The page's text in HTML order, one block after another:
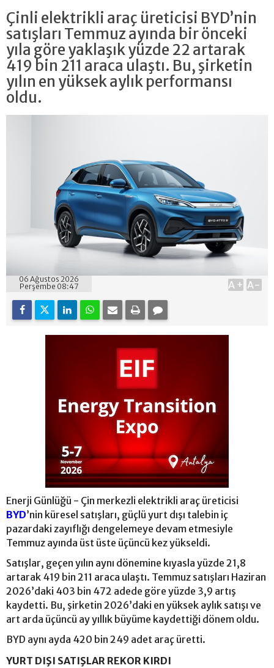
Çinli elektrikli araç üreticisi BYD’nin
satışları Temmuz ayında bir önceki
yıla göre yaklaşık yüzde 22 artarak
419 bin 211 araca ulaştı. Bu, şirketin
yılın en yüksek aylık performansı
oldu.
06 Ağustos 2026
Perşembe 08:47
A+ A-
Enerji Günlüğü - Çin merkezli elektrikli araç üreticisi
BYD’nin küresel satışları, güçlü yurt dışı talebin iç
pazardaki zayıflığı dengelemeye devam etmesiyle
Temmuz ayında üst üste üçüncü kez yükseldi.
Satışlar, geçen yılın aynı dönemine kıyasla yüzde 21,8
artarak 419 bin 211 araca ulaştı. Temmuz satışları Haziran
2026’daki 403 bin 472 adede göre yüzde 3,9 artış
kaydetti. Bu, şirketin 2026’daki en yüksek aylık satışı ve
art arda üçüncü ay yıllık büyüme kaydettiği dönem oldu.
BYD aynı ayda 420 bin 249 adet araç üretti.
YURT DIŞI SATIŞLAR REKOR KIRDI